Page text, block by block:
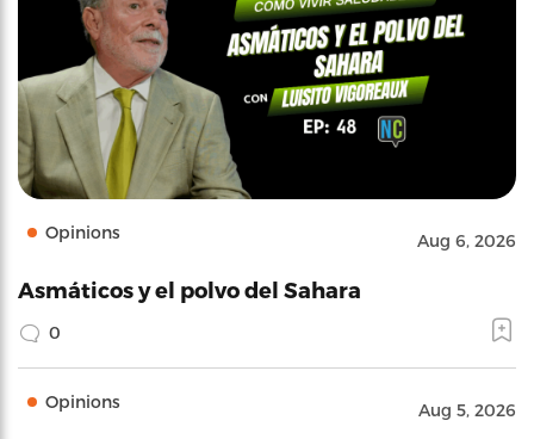
Opinions Aug 6, 2026
Asmáticos y el polvo del Sahara
0
Opinions Aug 5, 2026